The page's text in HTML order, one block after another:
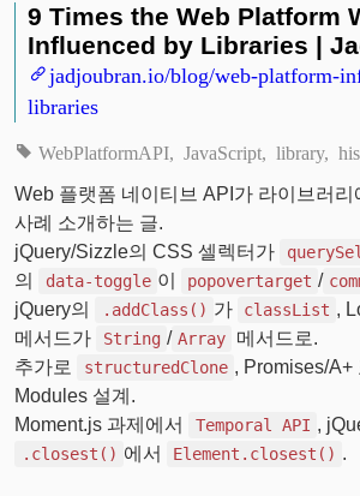
9 Times the Web Platform
Influenced by Libraries |
jadjoubran.io/blog/web-platform-
libraries
WebPlatformAPI JavaScript library
Web 플랫폼 네이티브 API가 라이브러리
사례 소개하는 글.
jQuery/Sizzle의 CSS 셀렉터가
의
data-toggle 이 popovertarget /
jQuery의
.addClass() 가 classList ,
메서드가
String / Array
메서드로.
추가로
structuredClone , Promises/A+
Modules 설계.
Moment.js 과제에서
Temporal API ,
.closest() 에서 Element.closest() .